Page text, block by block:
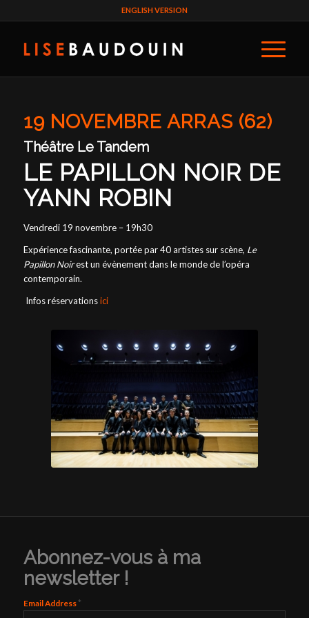
ENGLISH VERSION
19 NOVEMBRE ARRAS (62)
Théâtre Le Tandem
LE PAPILLON NOIR DE
YANN ROBIN
Vendredi 19 novembre – 19h30
Expérience fascinante, portée par 40 artistes sur scène, Le
Papillon Noirest un évènement dans le monde de l’opéra
contemporain.
Infos réservationsici
Abonnez-vous à ma
newsletter !
Email Address *